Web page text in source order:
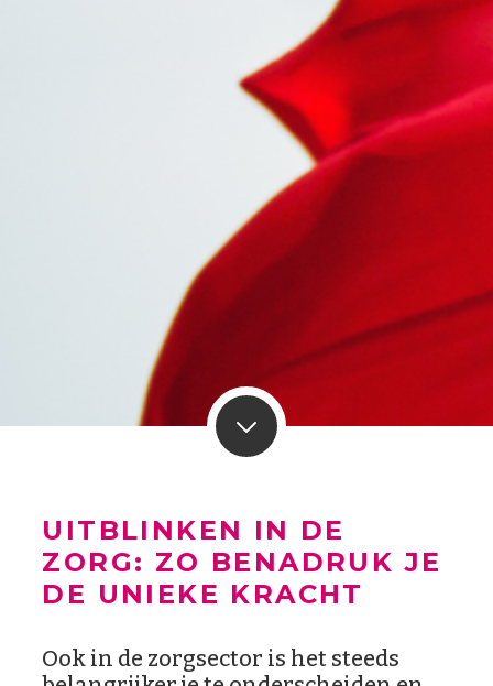
UITBLINKEN IN DE
ZORG: ZO BENADRUK JE
DE UNIEKE KRACHT
Ook in de zorgsector is het steeds